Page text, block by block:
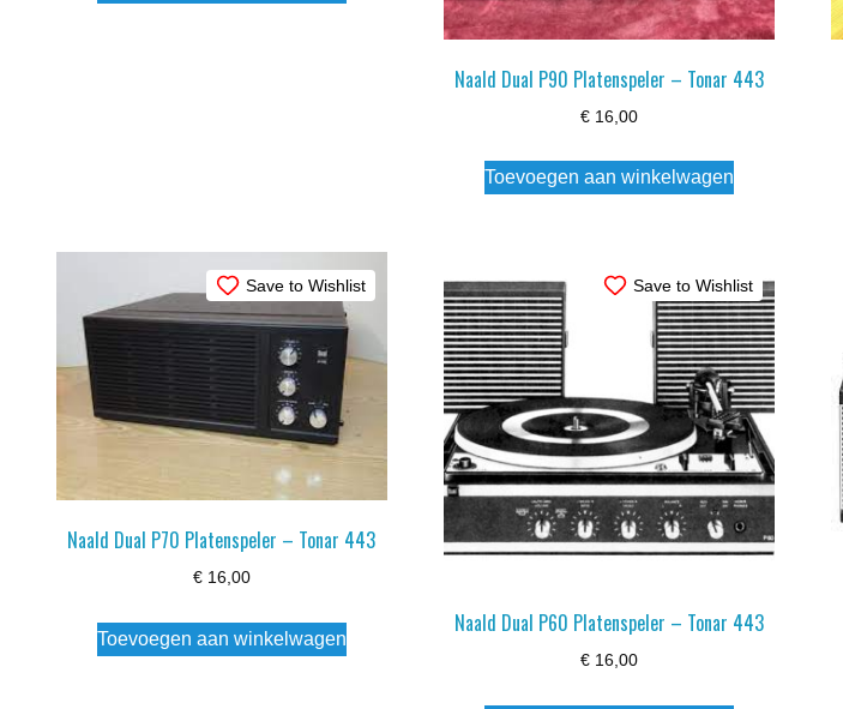
Naald Dual P90 Platenspeler – Tonar 443
€16,00
Toevoegen aan winkelwagen
Save to Wishlist
Naald Dual P70 Platenspeler – Tonar 443
€16,00
Toevoegen aan winkelwagen
Save to Wishlist
Naald Dual P60 Platenspeler – Tonar 443
€16,00